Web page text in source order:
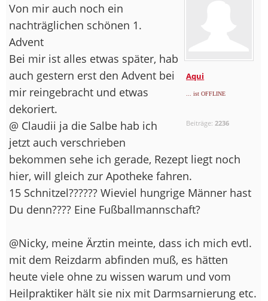
Aqui
... ist OFFLINE
Beiträge: 2236
Von mir auch noch ein
nachträglichen schönen 1.
Advent
Bei mir ist alles etwas später, hab
auch gestern erst den Advent bei
mir reingebracht und etwas
dekoriert.
@ Claudii ja die Salbe hab ich
jetzt auch verschrieben
bekommen sehe ich gerade, Rezept liegt noch
hier, will gleich zur Apotheke fahren.
15 Schnitzel?????? Wieviel hungrige Männer hast
Du denn???? Eine Fußballmannschaft?
@Nicky, meine Ärztin meinte, dass ich mich evtl.
mit dem Reizdarm abfinden muß, es hätten
heute viele ohne zu wissen warum und vom
Heilpraktiker hält sie nix mit Darmsarnierung etc.